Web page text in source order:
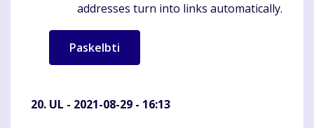
addresses turn into links automatically.
UL - 2021-08-29 - 16:13